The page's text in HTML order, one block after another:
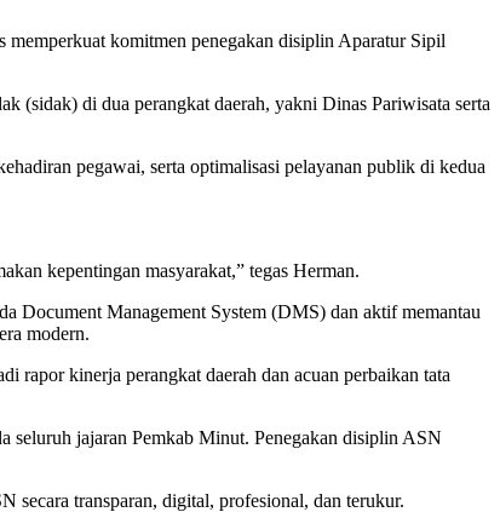
komitmen penegakan disiplin Aparatur Sipil
(sidak) di dua perangkat daerah, yakni Dinas Pariwisata serta
pegawai, serta optimalisasi pelayanan publik di kedua
kepentingan masyarakat,” tegas Herman.
Document Management System (DMS) dan aktif memantau
modern.
rapor kinerja perangkat daerah dan acuan perbaikan tata
seluruh jajaran Pemkab Minut. Penegakan disiplin ASN
secara transparan, digital, profesional, dan terukur.